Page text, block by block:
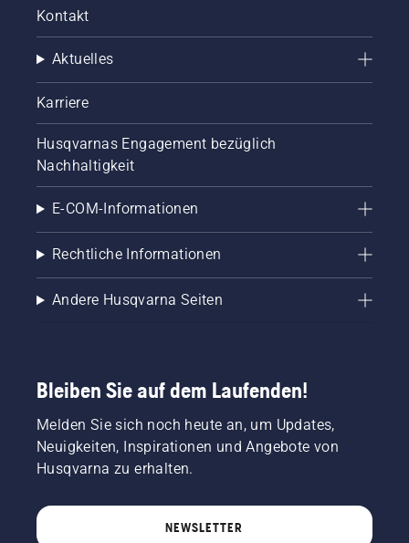
Kontakt
Aktuelles
Karriere
Husqvarnas Engagement bezüglich
Nachhaltigkeit
E-COM-Informationen
Rechtliche Informationen
Andere Husqvarna Seiten
Bleiben Sie auf dem Laufenden!
Melden Sie sich noch heute an, um Updates,
Neuigkeiten, Inspirationen und Angebote von
Husqvarna zu erhalten.
NEWSLETTER